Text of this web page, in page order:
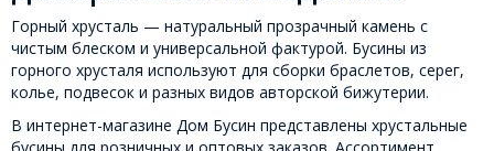
Горный хрусталь — натуральный прозрачный камень с
чистым блеском и универсальной фактурой. Бусины из
горного хрусталя используют для сборки браслетов, серег,
колье, подвесок и разных видов авторской бижутерии.
В интернет-магазине Дом Бусин представлены хрустальные
бусины для розничных и оптовых заказов. Ассортимент